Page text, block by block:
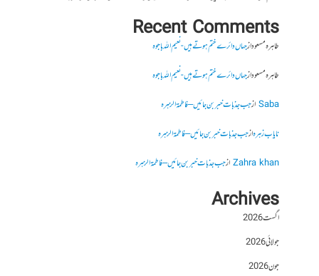
Recent Comments
طاہرہ مسعودازجہاں دائرے ختم ہوتے ہیں- نعیم اللہ باجوہ
طاہرہ مسعودازجہاں دائرے ختم ہوتے ہیں- نعیم اللہ باجوہ
Sabaازجب جذبات خبر بن جائیں – فاطمۃالزہرہ
نایاب زہرہازجب جذبات خبر بن جائیں – فاطمۃالزہرہ
Zahra khanازجب جذبات خبر بن جائیں – فاطمۃالزہرہ
Archives
اگست 2026
جولائی 2026
جون 2026